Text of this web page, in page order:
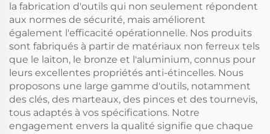
la fabrication d'outils qui non seulement répondent
aux normes de sécurité, mais améliorent
également l'efficacité opérationnelle. Nos produits
sont fabriqués à partir de matériaux non ferreux tels
que le laiton, le bronze et l'aluminium, connus pour
leurs excellentes propriétés anti-étincelles. Nous
proposons une large gamme d'outils, notamment
des clés, des marteaux, des pinces et des tournevis,
tous adaptés à vos spécifications. Notre
engagement envers la qualité signifie que chaque